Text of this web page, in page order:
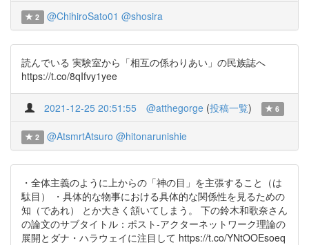
2 @ChihiroSato01 @shosira
読んでいる 実験室から「相互の係わりあい」の民族誌へ
https://t.co/8qIfvy1yee
2021-12-25 20:51:55 @atthegorge (投稿一覧) 6
2 @AtsmrtAtsuro @hitonarunishie
・全体主義のように上からの「神の目」を主張すること（は
駄目） ・具体的な物事における具体的な関係性を見るための
知（であれ） とか大きく頷いてしまう。 下の鈴木和歌奈さん
の論文のサブタイトル：ポスト‐アクターネットワーク理論の
展開とダナ・ハラウェイに注目して https://t.co/YNtOOEsoeq